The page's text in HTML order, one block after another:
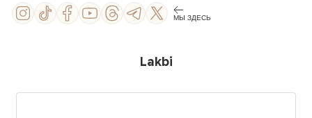
МЫ ЗДЕСЬ
Lakbi